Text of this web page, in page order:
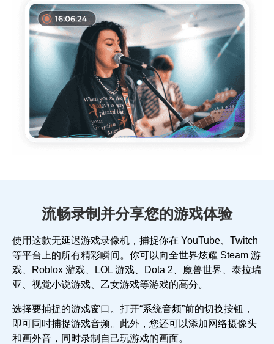
流畅录制并分享您的游戏体验
使用这款无延迟游戏录像机，捕捉你在 YouTube、Twitch
等平台上的所有精彩瞬间。你可以向全世界炫耀 Steam 游
戏、Roblox 游戏、LOL 游戏、Dota 2、魔兽世界、泰拉瑞
亚、视觉小说游戏、乙女游戏等游戏的高分。
选择要捕捉的游戏窗口。打开“系统音频”前的切换按钮，
即可同时捕捉游戏音频。此外，您还可以添加网络摄像头
和画外音，同时录制自己玩游戏的画面。